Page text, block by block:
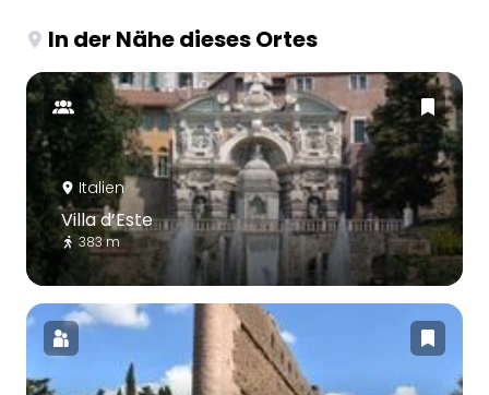
In der Nähe dieses Ortes
Italien
Villa d’Este
383 m